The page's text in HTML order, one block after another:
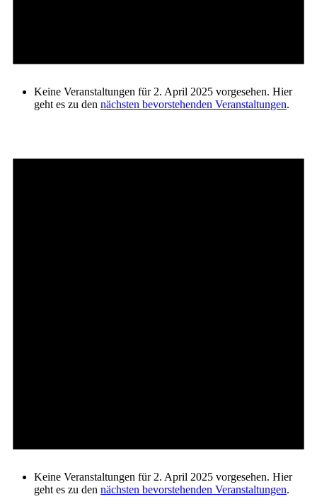
Keine Veranstaltungen für 2. April 2025 vorgesehen. Hier
geht es zu den nächsten bevorstehenden Veranstaltungen.
Keine Veranstaltungen für 2. April 2025 vorgesehen. Hier
geht es zu den nächsten bevorstehenden Veranstaltungen.